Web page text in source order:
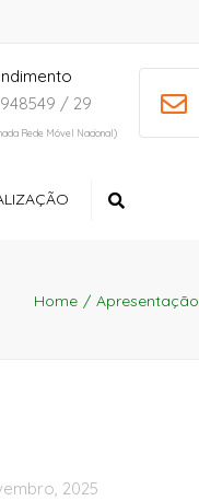
+ 386 40 111 5555
/ 29
Rede Móvel Nacional)
Home Apresentação
2025